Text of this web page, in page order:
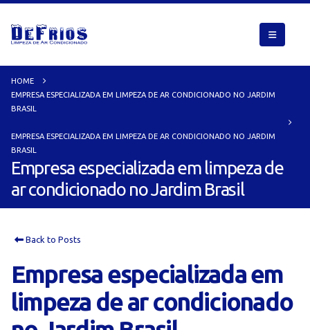
HOME
EMPRESA ESPECIALIZADA EM LIMPEZA DE AR CONDICIONADO NO JARDIM
BRASIL
EMPRESA ESPECIALIZADA EM LIMPEZA DE AR CONDICIONADO NO JARDIM
BRASIL
Empresa especializada em limpeza de
ar condicionado no Jardim Brasil
Back to Posts
Empresa especializada em
limpeza de ar condicionado